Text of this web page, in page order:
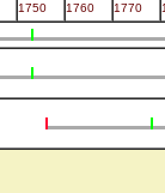
1750 1760 1770